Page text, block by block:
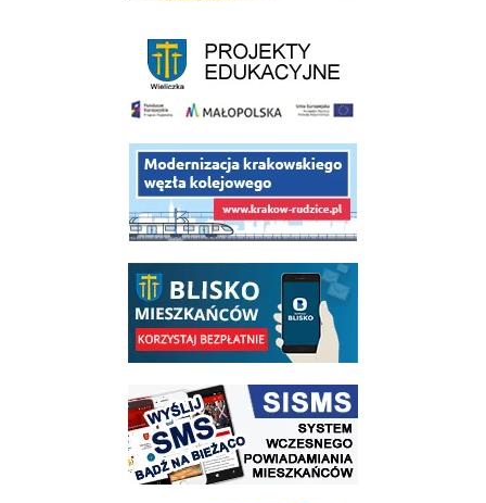
link do opisu projektu budowy linii kolejowej Krakow Rudzice
link do opisu aplikacji - BLISKO, Gmina Wieliczka w aplikacji Blisko
link do strony systemu wczesnego ostrzegania mieszkańców SISMS